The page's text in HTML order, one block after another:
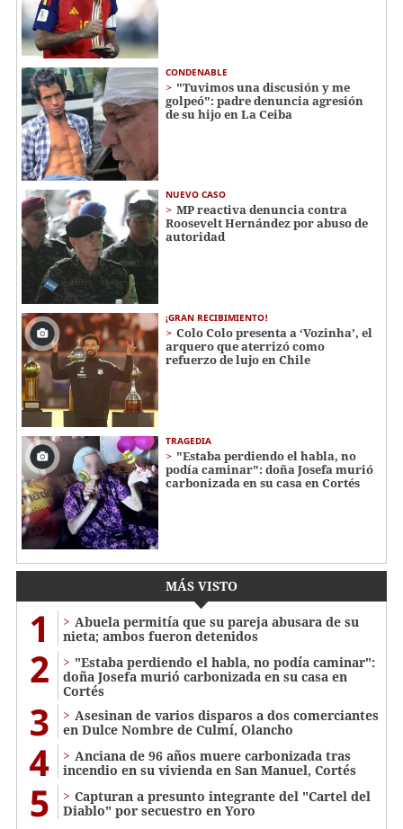
CONDENABLE
"Tuvimos una discusión y me
golpeó": padre denuncia agresión
de su hijo en La Ceiba
NUEVO CASO
MP reactiva denuncia contra
Roosevelt Hernández por abuso de
autoridad
¡GRAN RECIBIMIENTO!
Colo Colo presenta a ‘Vozinha’, el
arquero que aterrizó como
refuerzo de lujo en Chile
TRAGEDIA
"Estaba perdiendo el habla, no
podía caminar": doña Josefa murió
carbonizada en su casa en Cortés
MÁS VISTO
1
Abuela permitía que su pareja abusara de su
nieta; ambos fueron detenidos
2
"Estaba perdiendo el habla, no podía caminar":
doña Josefa murió carbonizada en su casa en
Cortés
3
Asesinan de varios disparos a dos comerciantes
en Dulce Nombre de Culmí, Olancho
4
Anciana de 96 años muere carbonizada tras
incendio en su vivienda en San Manuel, Cortés
5
Capturan a presunto integrante del "Cartel del
Diablo" por secuestro en Yoro